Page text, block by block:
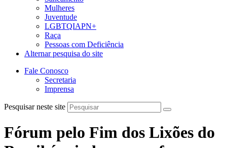
Mulheres
Juventude
LGBTQIAPN+
Raça
Pessoas com Deficiência
Alternar pesquisa do site
Fale Conosco
Secretaria
Imprensa
Pesquisar neste site
Fórum pelo Fim dos Lixões do